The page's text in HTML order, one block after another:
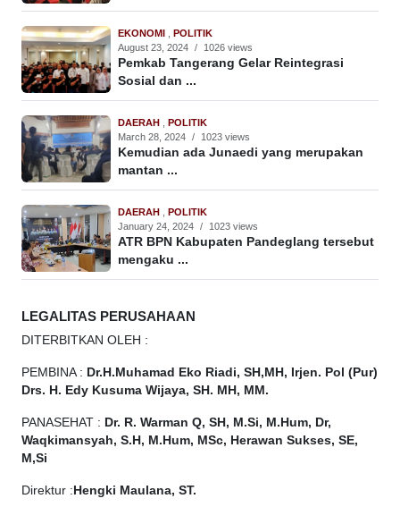
EKONOMI
POLITIK
August 23, 2024 / 1026 views
Pemkab Tangerang Gelar Reintegrasi
Sosial dan ...
DAERAH
POLITIK
March 28, 2024 / 1023 views
Kemudian ada Junaedi yang merupakan
mantan ...
DAERAH
POLITIK
January 24, 2024 / 1023 views
ATR BPN Kabupaten Pandeglang tersebut
mengaku ...
LEGALITAS PERUSAHAAN
DITERBITKAN OLEH :
PEMBINA : Dr.H.Muhamad Eko Riadi, SH,MH, Irjen. Pol (Pur)
Drs. H. Edy Kusuma Wijaya, SH. MH, MM.
PANASEHAT : Dr. R. Warman Q, SH, M.Si, M.Hum, Dr,
Waqkimansyah, S.H, M.Hum, MSc, Herawan Sukses, SE,
M,Si
Direktur : Hengki Maulana, ST.